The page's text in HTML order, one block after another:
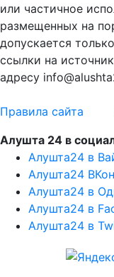
или частичное
размещенных на
допускается
ссылки на
адресу
Правила сайта
Алушта 24 в
Алушта24 в
Алушта24
Алушта24 в
Алушта24 в
Алушта24 в